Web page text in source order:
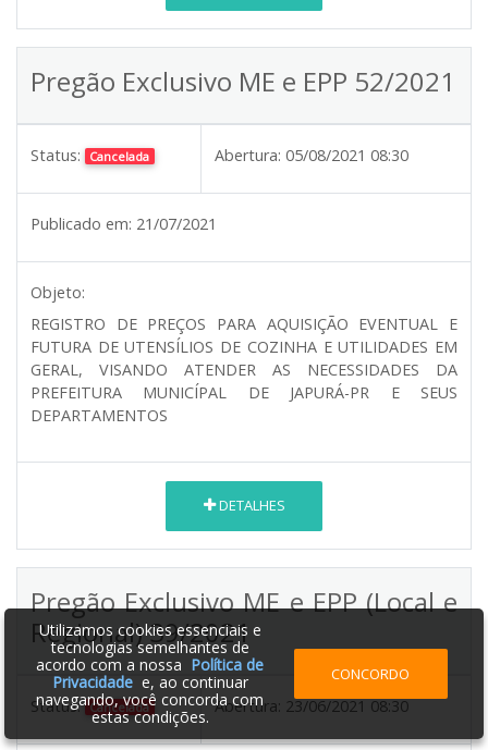
Pregão Exclusivo ME e EPP 52/2021
Status: Cancelada Abertura: 05/08/2021 08:30
Publicado em: 21/07/2021
Objeto:
REGISTRO DE PREÇOS PARA AQUISIÇÃO EVENTUAL E
FUTURA DE UTENSÍLIOS DE COZINHA E UTILIDADES EM
GERAL, VISANDO ATENDER AS NECESSIDADES DA
PREFEITURA MUNICÍPAL DE JAPURÁ-PR E SEUS
DEPARTAMENTOS
DETALHES
Pregão Exclusivo ME e EPP (Local e
Regional) 39/2021
Status: Cancelada Abertura: 23/06/2021 08:30
Utilizamos cookies essenciais e
tecnologias semelhantes de
acordo com a nossa Política de
Privacidadee, ao continuar
navegando, você concorda com
estas condições.
CONCORDO